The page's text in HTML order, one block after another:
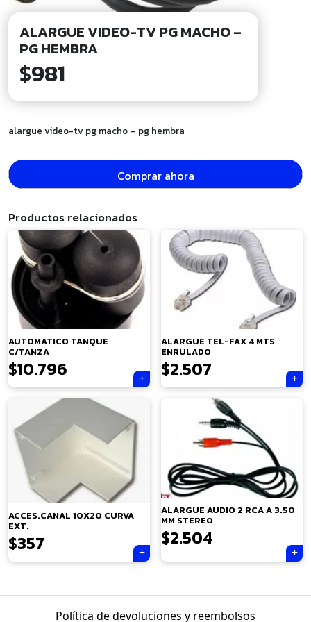
ALARGUE VIDEO-TV PG MACHO –
PG HEMBRA
$981
alargue video-tv pg macho – pg hembra
Comprar ahora
Productos relacionados
AUTOMATICO TANQUE
C/TANZA
$10.796
ALARGUE TEL-FAX 4 MTS
ENRULADO
$2.507
ACCES.CANAL 10X20 CURVA
EXT.
$357
ALARGUE AUDIO 2 RCA A 3.50
MM STEREO
$2.504
NavegaciónPolítica de devoluciones y reembolsos
×
Tu carrito está vacío.
Agregá un producto y aparecerá acá